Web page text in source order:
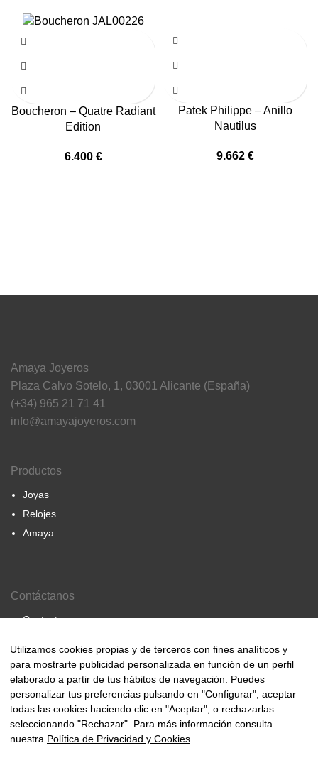
Boucheron – Quatre Radiant
Edition
6.400 €
Patek Philippe – Anillo
Nautilus
9.662 €
Amaya Joyeros
Plaza Calvo Sotelo, 1, 03001 Alicante (España)
(+34) 965 21 71 41
info@amayajoyeros.com
Productos
Joyas
Relojes
Amaya
Contáctanos
Contacto
© 2000-2024 Amaya Joyeros
Utilizamos cookies propias y de terceros con fines analíticos y
para mostrarte publicidad personalizada en función de un perfil
elaborado a partir de tus hábitos de navegación. Puedes
personalizar tus preferencias pulsando en "Configurar", aceptar
todas las cookies haciendo clic en "Aceptar", o rechazarlas
seleccionando "Rechazar". Para más información consulta
nuestra Política de Privacidad y Cookies